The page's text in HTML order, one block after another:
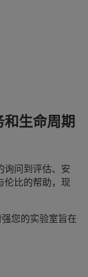
生命周期
询问到评估、安
伦比的帮助，现
您的实验室旨在